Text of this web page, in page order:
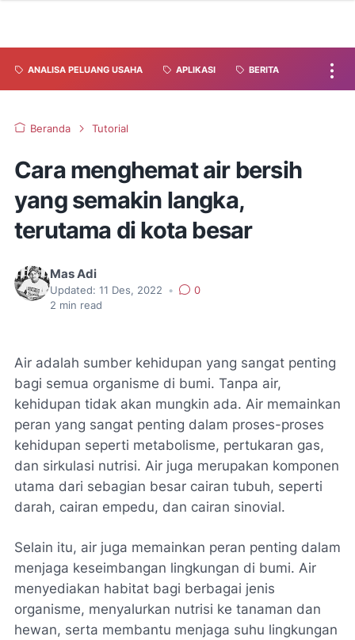
ANALISA PELUANG USAHA APLIKASI BERITA
Beranda Tutorial
Cara menghemat air bersih
yang semakin langka,
terutama di kota besar
Mas Adi
Updated: 11 Des, 2022 •
0
2 min read
Air adalah sumber kehidupan yang sangat penting
bagi semua organisme di bumi. Tanpa air,
kehidupan tidak akan mungkin ada. Air memainkan
peran yang sangat penting dalam proses-proses
kehidupan seperti metabolisme, pertukaran gas,
dan sirkulasi nutrisi. Air juga merupakan komponen
utama dari sebagian besar cairan tubuh, seperti
darah, cairan empedu, dan cairan sinovial.
Selain itu, air juga memainkan peran penting dalam
menjaga keseimbangan lingkungan di bumi. Air
menyediakan habitat bagi berbagai jenis
organisme, menyalurkan nutrisi ke tanaman dan
hewan, serta membantu menjaga suhu lingkungan